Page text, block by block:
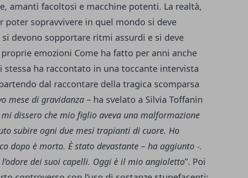
amanti facoltosi e macchine potenti. La realtà,
poter sopravvivere in quel mondo si deve
devono sopportare ritmi assurdi e si deve
emozioni Come ha fatto per anni anche
stessa ha raccontato in una toccante intervista
dal raccontare della tragica scomparsa
mese di gravidanza – ha svelato a Silvia Toffanin
mi dissero che mio figlio aveva una malformazione
subire ogni due mesi trapianti di cuore. Ho
dopo è morto. È stato devastante – ha aggiunto -.
dei suoi capelli. Oggi è il mio angioletto”. Poi